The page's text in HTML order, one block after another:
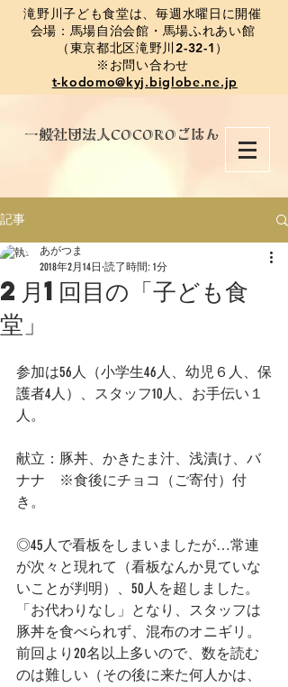
​滝野川子ども食堂は、毎週水曜日に開催
会場：馬場自治会館・馬場ふれあい館
（東京都北区滝野川2-32-1）
※お問い合わせ
t-kodomo@kyj.biglobe.ne.jp
​一般社団法人COCOROごはん
記事
2月1回目の「子ども食
堂」
あがつま
2018年2月14日 読了時間: 1分
参加は56人（小学生46人、幼児６人、保
護者4人）、スタッフ10人、お手伝い１
人。
献立：豚丼、かきたま汁、浅漬け、バ
ナナ　※食後にチョコ（ご寄付）付
き。
◎45人で看板をしまいましたが…常連
が次々と現れて（看板なんか見ていな
いことが判明）、50人を超しました。
「お代わりなし」となり、スタッフは
豚丼を食べられず、混布のオニギリ。
前回より20名以上多いので、数を読む
のは難しい（その後に来た何人かは、